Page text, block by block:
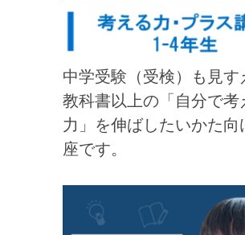
中学受験（受検）も見す
教科書以上の「自分で考
力」を伸ばしたいかた向
座です。